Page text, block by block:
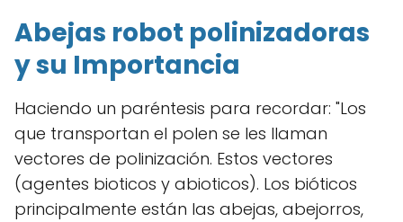
Abejas robot polinizadoras
y su Importancia
Haciendo un paréntesis para recordar: "Los
que transportan el polen se les llaman
vectores de polinización. Estos vectores
(agentes bioticos y abioticos). Los bióticos
principalmente están las abejas, abejorros,